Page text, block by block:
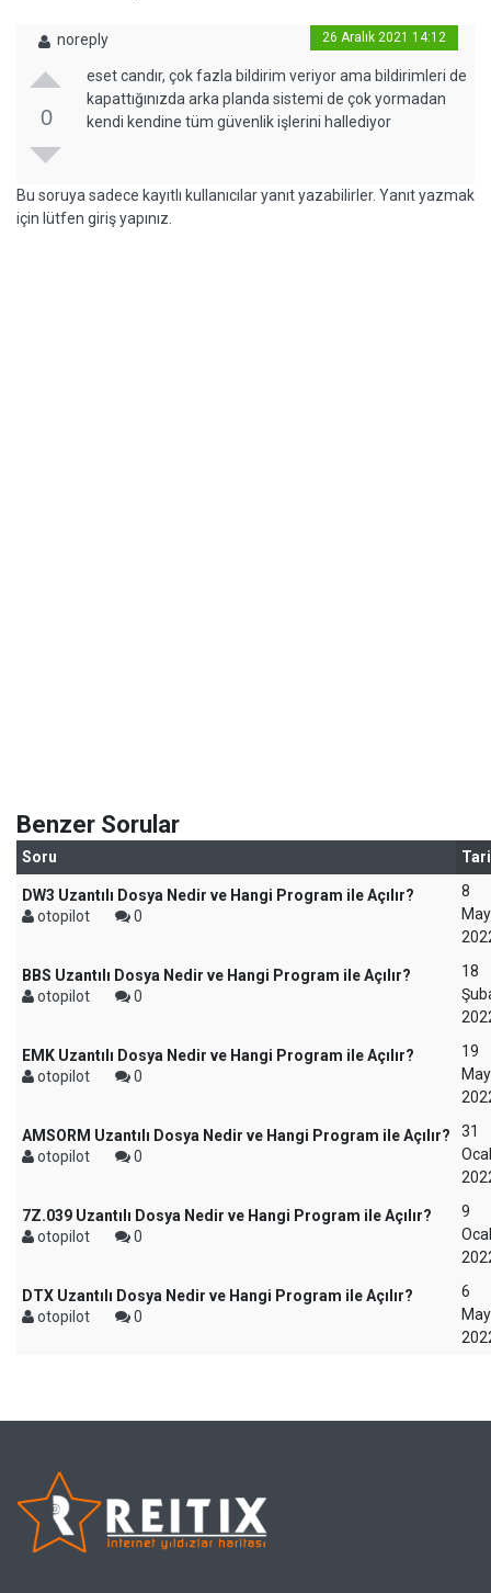
noreply 26 Aralık 2021 14:12
0
eset candır, çok fazla bildirim veriyor ama bildirimleri de
kapattığınızda arka planda sistemi de çok yormadan
kendi kendine tüm güvenlik işlerini hallediyor
Bu soruya sadece kayıtlı kullanıcılar yanıt yazabilirler. Yanıt yazmak
için lütfen giriş yapınız.
Benzer Sorular
Soru
DW3 Uzantılı Dosya Nedir ve Hangi Program ile Açılır?
otopilot
0
8
BBS Uzantılı Dosya Nedir ve Hangi Program ile Açılır?
otopilot
0
18
EMK Uzantılı Dosya Nedir ve Hangi Program ile Açılır?
otopilot
0
19
AMSORM Uzantılı Dosya Nedir ve Hangi Program ile Açılır?
otopilot
0
31
7Z.039 Uzantılı Dosya Nedir ve Hangi Program ile Açılır?
otopilot
0
9
DTX Uzantılı Dosya Nedir ve Hangi Program ile Açılır?
otopilot
0
6